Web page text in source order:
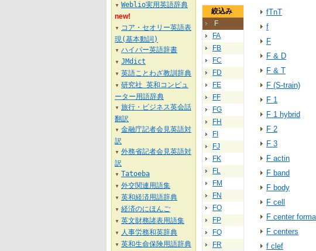
絞込み
F
FA
FB
FC
FD
FE
FF
FG
FH
FI
FJ
FK
FL
FM
FN
FO
FP
FQ
FR
fTnT
f
F
F & D
F & T
F (S-train)
F 1
F 1 hybrid
F 2
F 3
F actin
F band
F body
F cell
F center
F centers
f clef
▼ Weblio実用英語辞典
new!
▼
コア・セオリー英語表
現(基本動詞)
▼ ハイパー英語辞書
▼ JMdict
▼ 英語ことわざ教訓辞典
▼ 研究社 英和コンピュ
ーター用語辞典
▼ 旅行・ビジネス英会話
翻訳
▼ 金融庁記者会見英語対
訳
▼ 外務省記者会見英語対
訳
▼ Tatoeba
▼ 外交関連用語集
▼ 英和経済用語辞典
▼ 経済のにほんご
▼ 英文財務諸表用語集
▼ 人事労務和英辞典
▼ 英和生命保険用語辞典